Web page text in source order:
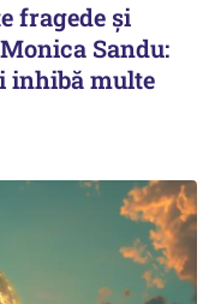
fragede și
Sandu:
inhibă multe